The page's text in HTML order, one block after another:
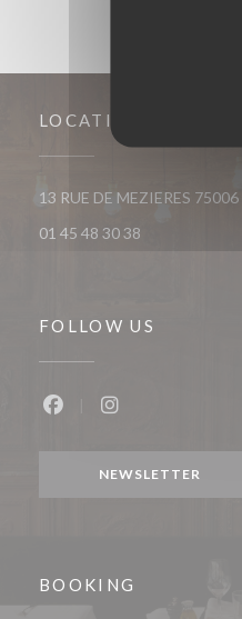
LOCATION
13 RUE DE MEZIERES 75006
01 45 48 30 38
FOLLOW US
NEWSLETTER
BOOKING